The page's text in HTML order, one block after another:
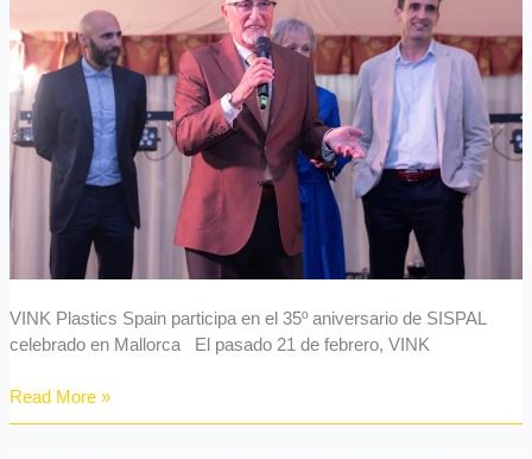
VINK Plastics Spain participa en el 35º aniversario de SISPAL
celebrado en Mallorca El pasado 21 de febrero, VINK
celebración
de
su
35º
aniversario
en
Mallorca
Read More »